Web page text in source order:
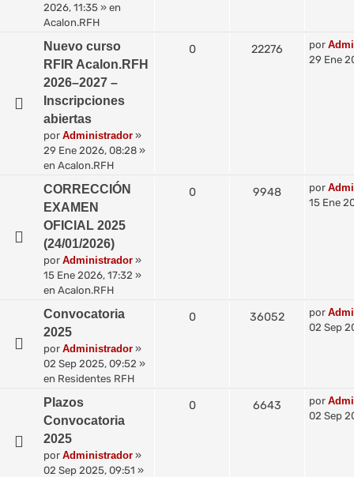
2026, 11:35 » en
Acalon.RFH
Nuevo curso
RFIR Acalon.RFH
2026–2027 –
Inscripciones
abiertas
por Administrador »
29 Ene 2026, 08:28 »
en Acalon.RFH
0 22276 por
29 Ene
CORRECCIÓN
EXAMEN
OFICIAL 2025
(24/01/2026)
por Administrador »
15 Ene 2026, 17:32 »
en Acalon.RFH
0 9948 por
15 Ene
Convocatoria
2025
por Administrador »
02 Sep 2025, 09:52 »
en Residentes RFH
0 36052 por
02 Sep
Plazos
Convocatoria
2025
por Administrador »
02 Sep 2025, 09:51 »
0 6643 por
02 Sep